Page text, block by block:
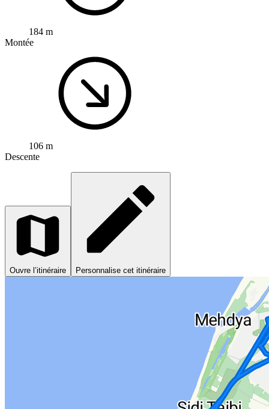
184 m
Montée
106 m
Descente
Ouvre l’itinéraire Personnalise cet itinéraire